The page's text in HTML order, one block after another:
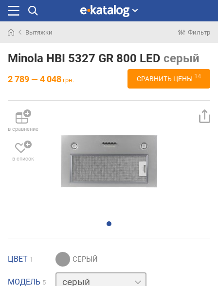
раньше
Вытяжки Фильтр
Minola HBI 5327 GR 800 LED серый
2 789 — 4 048 грн. СРАВНИТЬ ЦЕНЫ 14
в сравнение
в список
ЦВЕТ 1
МОДЕЛЬ 5
белый